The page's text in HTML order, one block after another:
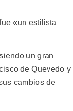
«un estilista
un gran
de Quevedo y
cambios de